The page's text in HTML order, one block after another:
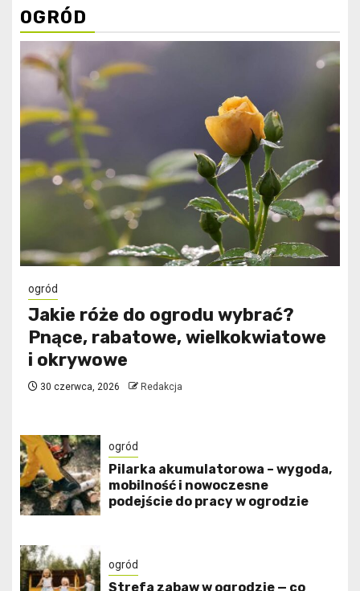
OGRÓD
ogród
Jakie róże do ogrodu wybrać?
Pnące, rabatowe, wielkokwiatowe
i okrywowe
30 czerwca, 2026 Redakcja
ogród
Pilarka akumulatorowa – wygoda,
mobilność i nowoczesne
podejście do pracy w ogrodzie
ogród
Strefa zabaw w ogrodzie — co